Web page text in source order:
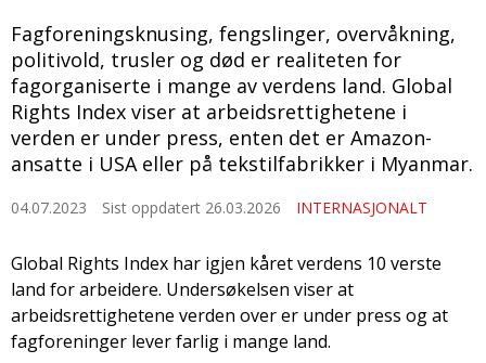
Fagforeningsknusing, fengslinger, overvåkning,
politivold, trusler og død er realiteten for
fagorganiserte i mange av verdens land. Global
Rights Index viser at arbeidsrettighetene i
verden er under press, enten det er Amazon-
ansatte i USA eller på tekstilfabrikker i Myanmar.
04.07.2023 Sist oppdatert 26.03.2026 INTERNASJONALT
Global Rights Index har igjen kåret verdens 10 verste
land for arbeidere. Undersøkelsen viser at
arbeidsrettighetene verden over er under press og at
fagforeninger lever farlig i mange land.